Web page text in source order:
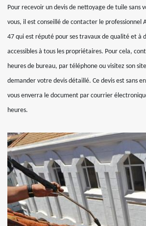
Pour recevoir un devis de nettoyage de tuile sans
vous, il est conseillé de contacter le professionnel
47 qui est réputé pour ses travaux de qualité et à
accessibles à tous les propriétaires. Pour cela,
heures de bureau, par téléphone ou visitez son
demander votre devis détaillé. Ce devis est sans
vous enverra le document par courrier
heures.